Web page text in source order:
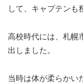
して、キャプテンも
高校時代には、札幌
出しました。
当時は体が柔らかい